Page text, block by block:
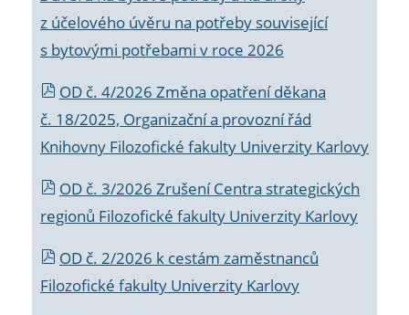
z účelového úvěru na potřeby související
s bytovými potřebami v roce 2026
OD č. 4/2026 Změna opatření děkana
č. 18/2025, Organizační a provozní řád
Knihovny Filozofické fakulty Univerzity Karlovy
OD č. 3/2026 Zrušení Centra strategických
regionů Filozofické fakulty Univerzity Karlovy
OD č. 2/2026 k cestám zaměstnanců
Filozofické fakulty Univerzity Karlovy